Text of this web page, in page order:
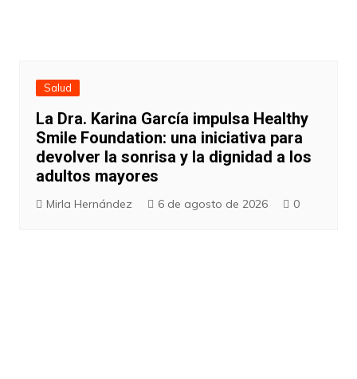
Salud
La Dra. Karina García impulsa Healthy
Smile Foundation: una iniciativa para
devolver la sonrisa y la dignidad a los
adultos mayores
Mirla Hernández 6 de agosto de 2026 0